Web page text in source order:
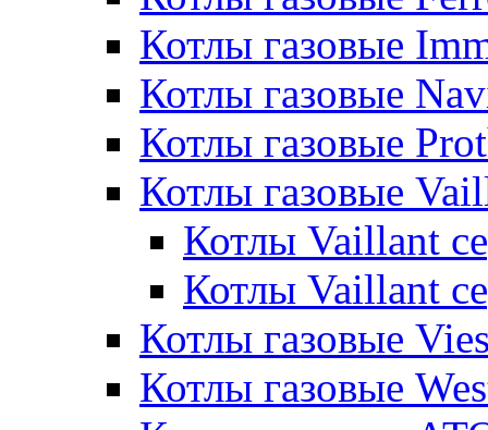
Котлы газовые
Котлы газовые
Котлы газовые
Котлы газовые
Котлы Vaillant
Котлы Vaillant
Котлы газовые
Котлы газовые